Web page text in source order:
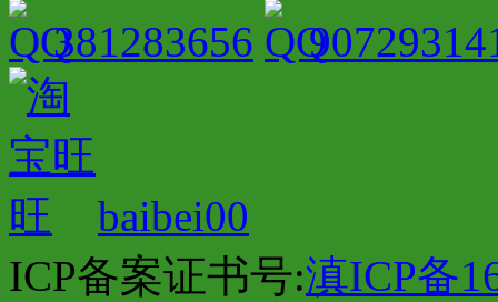
381283656
baibei00
ICP备案证书号:滇ICP备